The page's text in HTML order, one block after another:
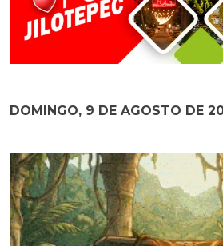
DOMINGO, 9 DE AGOSTO DE